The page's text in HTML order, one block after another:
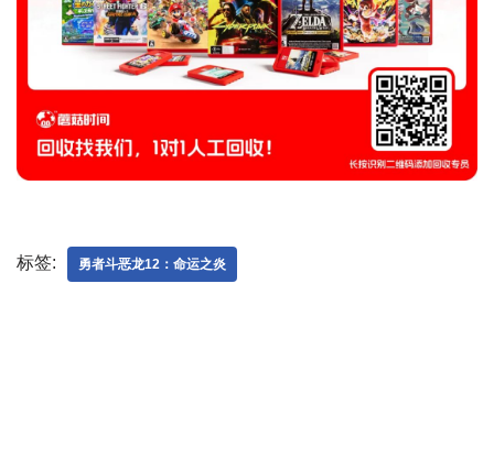
标签: 勇者斗恶龙12：命运之炎